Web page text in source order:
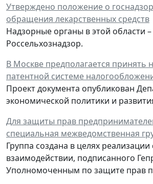
Утверждено положение о
обращения лекарственных средств
Надзорные органы в этой области –
Россельхознадзор.
В Москве предполагается принять
патентной системе
Проект документа опубликован
экономической политики и
Для защиты прав
специальная межведомственная
Группа создана в целях
взаимодействии, подписанного
Уполномоченным по защите прав